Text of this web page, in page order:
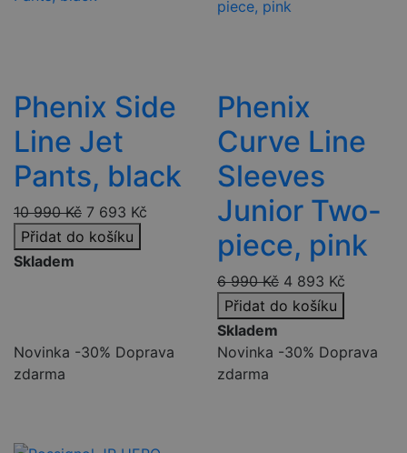
Phenix Side
Line Jet
Pants, black
10 990Kč 7 693 Kč
Přidat do košíku
Skladem
Phenix
Curve Line
Sleeves
Junior Two-
piece, pink
6 990Kč 4 893 Kč
Přidat do košíku
Skladem
Novinka -30% Doprava
zdarma
Novinka -30% Doprava
zdarma
.czski.cz
produktů,
je nabízení
YSC
Google LLC
.youtube.com
Zavřením
prohlížeče
Tento
cookie
nastavuje
YouTube ke